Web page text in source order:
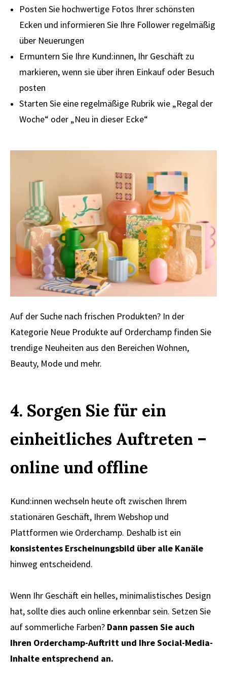
Posten Sie hochwertige Fotos Ihrer schönsten
Ecken und informieren Sie Ihre Follower regelmäßig
über Neuerungen
Ermuntern Sie Ihre Kund:innen, Ihr Geschäft zu
markieren, wenn sie über ihren Einkauf oder Besuch
posten
Starten Sie eine regelmäßige Rubrik wie „Regal der
Woche“ oder „Neu in dieser Ecke“
Auf der Suche nach frischen Produkten? In der
Kategorie Neue Produkte auf Orderchamp finden Sie
trendige Neuheiten aus den Bereichen Wohnen,
Beauty, Mode und mehr.
4. Sorgen Sie für ein
einheitliches Auftreten –
online und offline
Kund:innen wechseln heute oft zwischen Ihrem
stationären Geschäft, Ihrem Webshop und
Plattformen wie Orderchamp. Deshalb ist ein
konsistentes Erscheinungsbild über alle Kanäle
hinweg entscheidend.
Wenn Ihr Geschäft ein helles, minimalistisches Design
hat, sollte dies auch online erkennbar sein. Setzen Sie
auf sommerliche Farben? Dann passen Sie auch
Ihren Orderchamp-Auftritt und Ihre Social-Media-
Inhalte entsprechend an.